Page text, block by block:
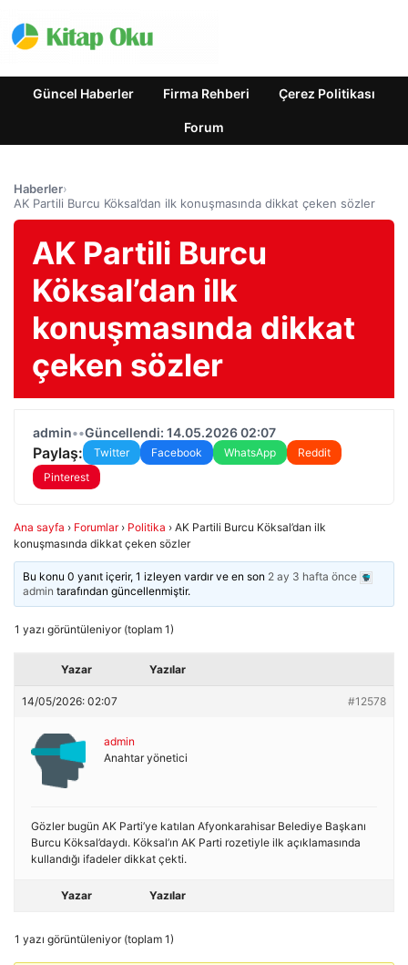
Güncel Haberler Firma Rehberi Çerez Politikası
Forum
Haberler›
AK Partili Burcu Köksal’dan ilk konuşmasında dikkat çeken sözler
AK Partili Burcu
Köksal’dan ilk
konuşmasında dikkat
çeken sözler
admin••Güncellendi: 14.05.2026 02:07
Paylaş: Twitter Facebook WhatsApp
Reddit
Pinterest
Ana sayfa › Forumlar › Politika › AK Partili Burcu Köksal’dan ilk
konuşmasında dikkat çeken sözler
Bu konu 0 yanıt içerir, 1 izleyen vardır ve en son 2 ay 3 hafta önce
admin tarafından güncellenmiştir.
1 yazı görüntüleniyor (toplam 1)
Yazar Yazılar
14/05/2026: 02:07 #12578
admin
Anahtar yönetici
Gözler bugün AK Parti’ye katılan Afyonkarahisar Belediye Başkanı
Burcu Köksal’daydı. Köksal’ın AK Parti rozetiyle ilk açıklamasında
kullandığı ifadeler dikkat çekti.
Yazar Yazılar
1 yazı görüntüleniyor (toplam 1)